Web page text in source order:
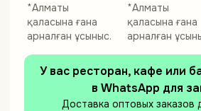
*Алматы
қаласына ғана
арналған ұсыныс.
*Алматы
қаласына ғана
арналған
У вас ресторан, кафе или
в WhatsApp для
Доставка оптовых заказов